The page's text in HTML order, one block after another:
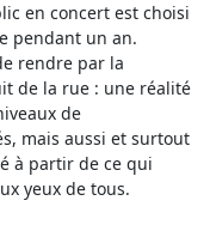
en concert est choisi
pendant un an.
rendre par la
de la rue : une réalité
de
mais aussi et surtout
à partir de ce qui
yeux de tous.